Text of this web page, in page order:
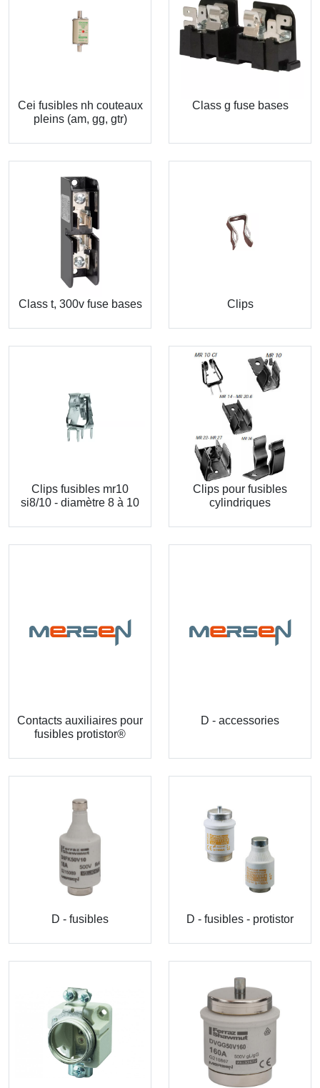
Cei fusibles nh couteaux
pleins (am, gg, gtr)
Class g fuse bases
Class t, 300v fuse bases Clips
Clips fusibles mr10
si8/10 - diamètre 8 à 10
Clips pour fusibles
cylindriques
Contacts auxiliaires pour
fusibles protistor®
D - accessories
D - fusibles D - fusibles - protistor